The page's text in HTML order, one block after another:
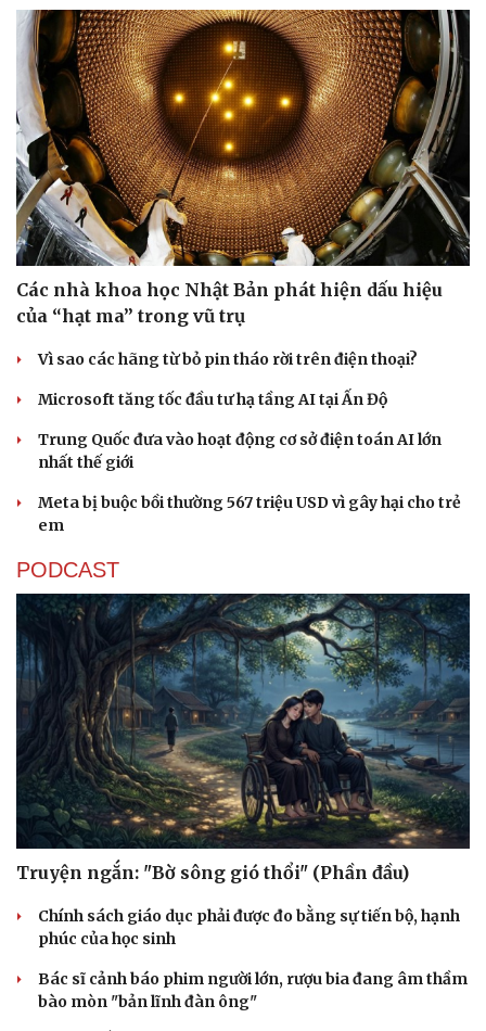
Các nhà khoa học Nhật Bản phát hiện dấu hiệu
của “hạt ma” trong vũ trụ
Vì sao các hãng từ bỏ pin tháo rời trên điện thoại?
Microsoft tăng tốc đầu tư hạ tầng AI tại Ấn Độ
Trung Quốc đưa vào hoạt động cơ sở điện toán AI lớn
nhất thế giới
Meta bị buộc bồi thường 567 triệu USD vì gây hại cho trẻ
em
PODCAST
Truyện ngắn: "Bờ sông gió thổi" (Phần đầu)
Chính sách giáo dục phải được đo bằng sự tiến bộ, hạnh
phúc của học sinh
Bác sĩ cảnh báo phim người lớn, rượu bia đang âm thầm
bào mòn "bản lĩnh đàn ông"